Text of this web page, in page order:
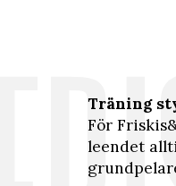
Träning
För
leendet